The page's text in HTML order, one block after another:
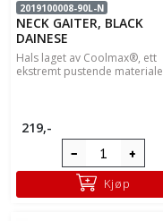
2019100008-90L-N
NECK GAITER, BLACK
DAINESE
Hals laget av Coolmax®, ett
ekstremt pustende materiale
219,-
Kjøp